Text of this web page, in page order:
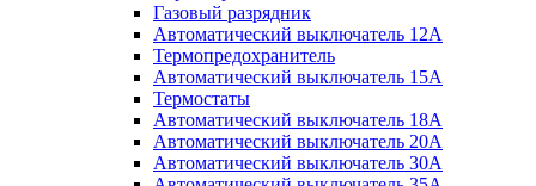
Газовый разрядник
Автоматический выключатель 12А
Термопредохранитель
Автоматический выключатель 15А
Термостаты
Автоматический выключатель 18А
Автоматический выключатель 20А
Автоматический выключатель 30А